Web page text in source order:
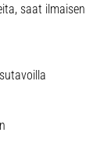
saat ilmaisen